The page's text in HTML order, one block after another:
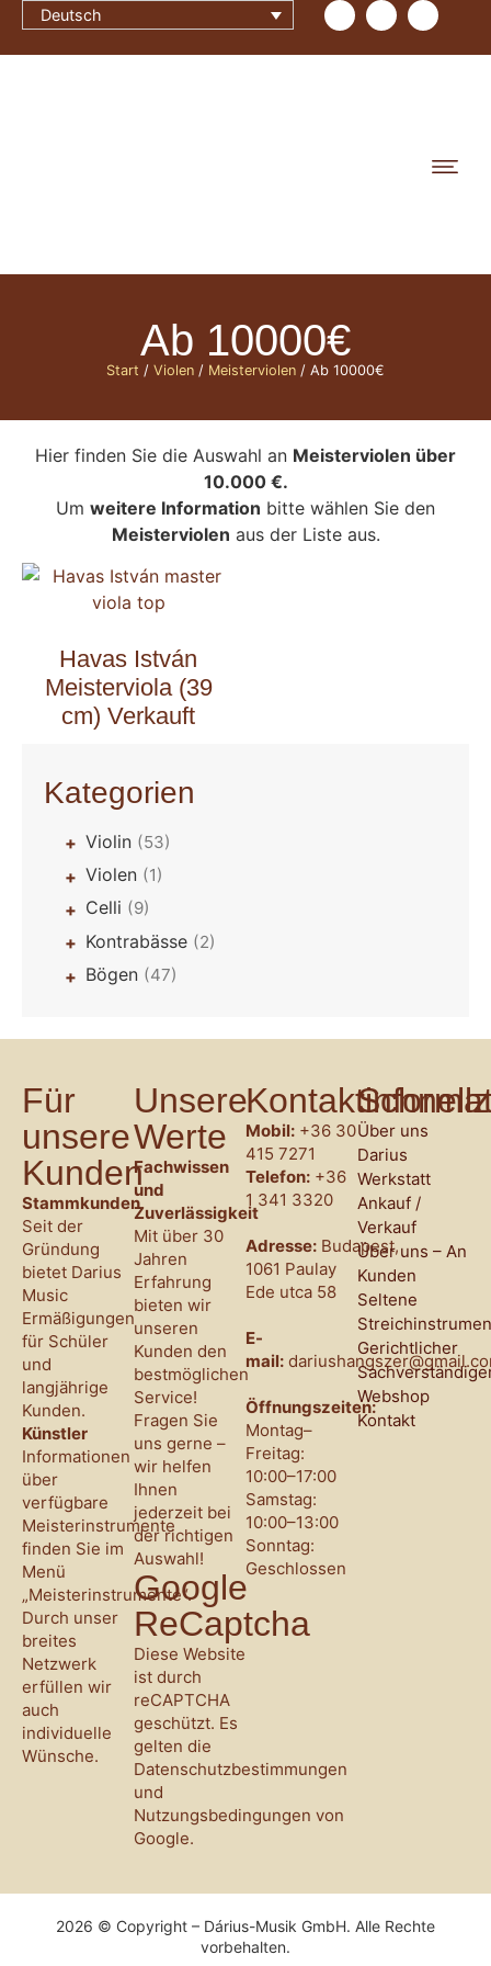
Deutsch
Ab 10000€
Start / Violen / Meisterviolen / Ab 10000€
Kategorien
+ Violin (53)
+ Violen (1)
+ Celli (9)
+ Kontrabässe (2)
+ Bögen (47)
Hier finden Sie die Auswahl an Meisterviolen über
10.000 €.
Um weitere Information bitte wählen Sie den
Meisterviolen aus der Liste aus.
Havas István
Meisterviola (39
cm) Verkauft
Für
unsere
Kunden
Stammkunden
Seit der
Gründung
bietet Darius
Music
Ermäßigungen
für Schüler
und
langjährige
Kunden.
Künstler
Informationen
über
verfügbare
Meisterinstrumente
finden Sie im
Menü
„Meisterinstrumente“.
Durch unser
breites
Netzwerk
erfüllen wir
auch
individuelle
Wünsche.
Unsere
Werte
Fachwissen
und
Zuverlässigkeit
Mit über 30
Jahren
Erfahrung
bieten wir
unseren
Kunden den
bestmöglichen
Service!
Fragen Sie
uns gerne –
wir helfen
Ihnen
jederzeit bei
der richtigen
Auswahl!
Google
ReCaptcha
Diese Website
ist durch
reCAPTCHA
geschützt. Es
gelten die
Datenschutzbestimmungen
und
Nutzungsbedingungen von
Google.
Mobil: +36 30
415 7271
Telefon: +36
1 341 3320
Adresse: Budapest,
1061 Paulay
Ede utca 58
E-
mail:
Öffnungszeiten:
Montag–
Freitag:
10:00–17:00
Samstag:
10:00–13:00
Sonntag:
Geschlossen
Über uns
Darius
Werkstatt
Ankauf /
Verkauf
Über uns – An
Kunden
Seltene
Gerichtlicher
Webshop
Kontakt
2026 © Copyright – Dárius-Musik GmbH. Alle Rechte
vorbehalten.